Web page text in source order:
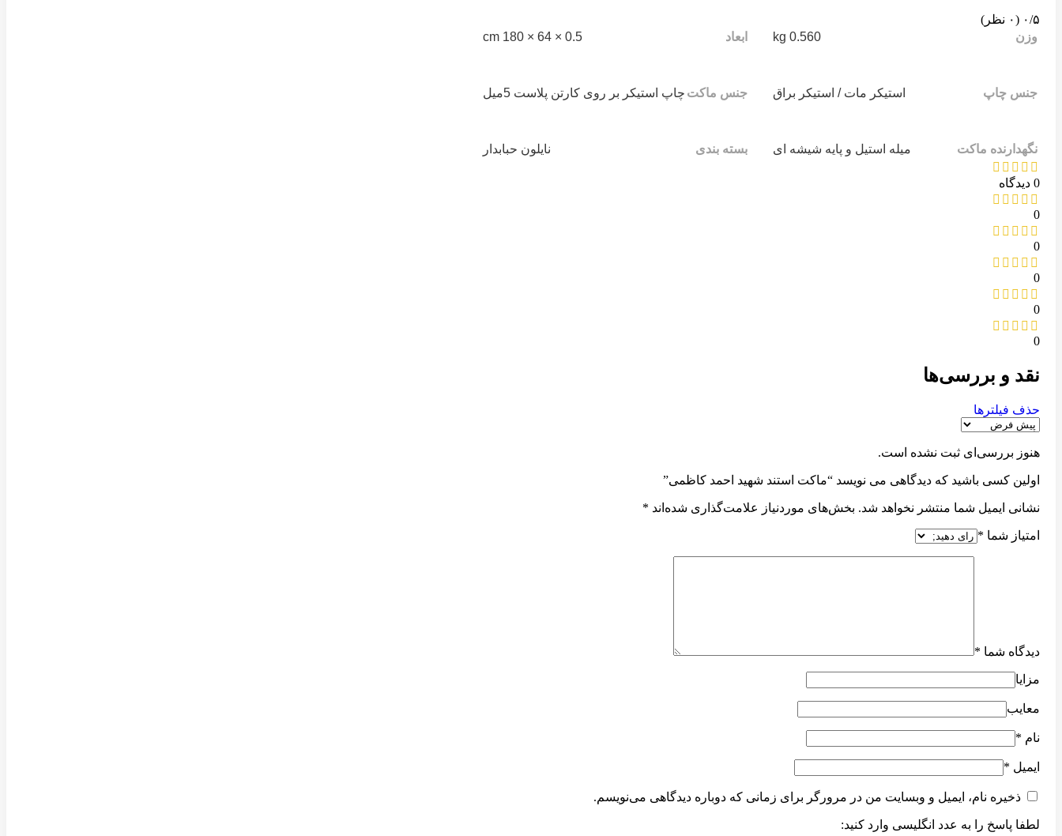
‫۰/۵ ‫(۰ نظر)
وزن
0.560 kg ابعاد 0.5 × 64 × 180 cm
جنس چاپ استیکر مات / استیکر براق جنس ماکت چاپ استیکر بر روی کارتن پلاست 5میل
نگهدارنده ماکت میله استیل و پایه شیشه ای بسته بندی نایلون حبابدار
0 دیدگاه
0
0
0
0
0
نقد و بررسی‌ها
حذف فیلترها
هنوز بررسی‌ای ثبت نشده است.
اولین کسی باشید که دیدگاهی می نویسد “ماکت استند شهید احمد کاظمی”
نشانی ایمیل شما منتشر نخواهد شد. بخش‌های موردنیاز علامت‌گذاری شده‌اند *
امتیاز شما *
دیدگاه شما *
مزایا
معایب
نام *
ایمیل *
ذخیره نام، ایمیل و وبسایت من در مرورگر برای زمانی که دوباره دیدگاهی می‌نویسم.
لطفا پاسخ را به عدد انگلیسی وارد کنید: